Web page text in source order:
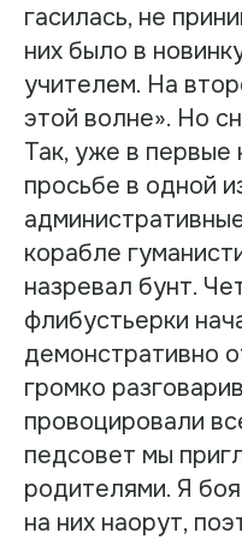
гасилась, не
них было в
учителем. На
этой волне». Но
Так, уже в первые
просьбе в одной
корабле
назревал бунт.
флибустьерки
демонстративно
громко
провоцировали
педсовет мы
родителями. Я
на них наорут,